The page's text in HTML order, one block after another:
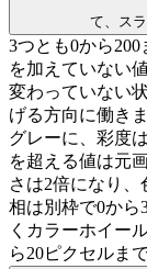
て、ス
3つとも0から
を加えていない
変わっていない
げる方向に働き
グレーに、彩度
を超える値は元
さは2倍になり
相は別枠で0から
くカラーホイー
ら20ピクセルま